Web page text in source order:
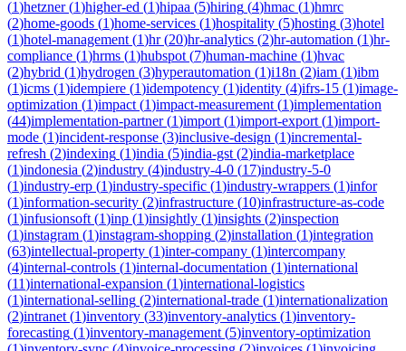
(1)hetzner(1)higher-ed (1)hipaa (5)hiring (4)hmac (1)hmrc
(2)home-goods (1)home-services (1)hospitality (5)hosting (3)hotel
(1)hotel-management (1)hr(20)hr-analytics (2)hr-automation (1)hr-
compliance (1)hrms (1)hubspot (7)human-machine (1)hvac
(2)hybrid (1)hydrogen (3)hyperautomation (1)i18n (2)iam (1)ibm
(1)icms (1)idempiere (1)idempotency (1)identity (4)ifrs-15 (1)image-
optimization (1)impact (1)impact-measurement (1)implementation
(44)implementation-partner(1)import (1)import-export (1)import-
mode (1)incident-response (3)inclusive-design (1)incremental-
refresh (2)indexing (1)india (5)india-gst (2)india-marketplace
(1)indonesia (2)industry (4)industry-4-0 (17)industry-5-0
(1)industry-erp (1)industry-specific (1)industry-wrappers (1)infor
(1)information-security (2)infrastructure (10)infrastructure-as-code
(1)infusionsoft (1)inp (1)insightly (1)insights (2)inspection
(1)instagram (1)instagram-shopping (2)installation (1)integration
(63)intellectual-property (1)inter-company (1)intercompany
(4)internal-controls (1)internal-documentation (1)international
(11)international-expansion (1)international-logistics
(1)international-selling (2)international-trade (1)internationalization
(2)intranet (1)inventory (33)inventory-analytics (1)inventory-
forecasting (1)inventory-management (5)inventory-optimization